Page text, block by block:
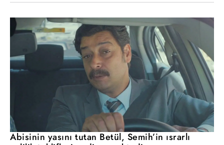
Abisinin yasını tutan Betül, Semih’in ısrarlı